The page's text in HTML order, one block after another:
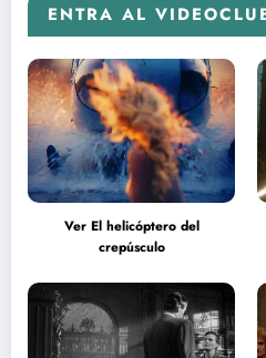
ENTRA AL
Ver El helicóptero del
crepúsculo